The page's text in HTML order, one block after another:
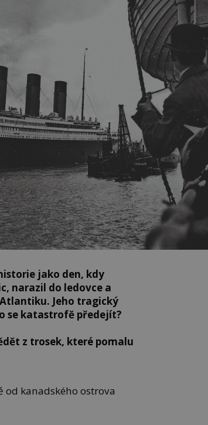
jako den, kdy
narazil do ledovce a
Jeho tragický
se katastrofě předejít?
z trosek, které pomalu
kanadského ostrova